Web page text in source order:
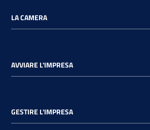
LA CAMERA
AVVIARE L'IMPRESA
GESTIRE L'IMPRESA